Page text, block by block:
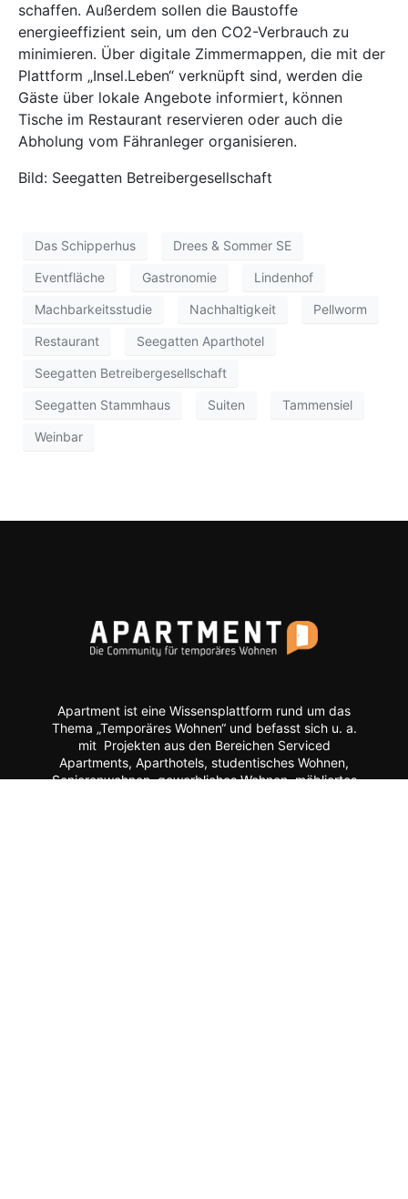
schaffen. Außerdem sollen die Baustoffe
energieeffizient sein, um den CO2-Verbrauch zu
minimieren. Über digitale Zimmermappen, die mit der
Plattform „Insel.Leben“ verknüpft sind, werden die
Gäste über lokale Angebote informiert, können
Tische im Restaurant reservieren oder auch die
Abholung vom Fähranleger organisieren.
Bild: Seegatten Betreibergesellschaft
Das Schipperhus Drees & Sommer SE
Eventfläche Gastronomie Lindenhof
Machbarkeitsstudie Nachhaltigkeit Pellworm
Restaurant Seegatten Aparthotel
Seegatten Betreibergesellschaft
Seegatten Stammhaus Suiten Tammensiel
Weinbar
Apartment ist eine Wissensplattform rund um das
Thema „Temporäres Wohnen“ und befasst sich u. a.
mit Projekten aus den Bereichen Serviced
Apartments, Aparthotels, studentisches Wohnen,
Seniorenwohnen, gewerbliches Wohnen, möbliertes